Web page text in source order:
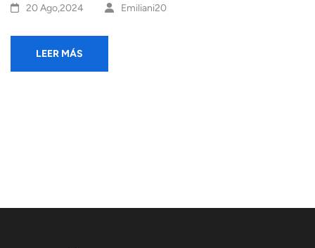
20 Ago,2024 Emiliani20
LEER MÁS